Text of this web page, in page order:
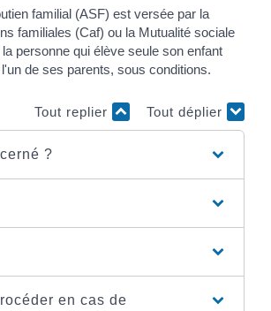
familial (ASF) est versée par la
familiales (Caf) ou la Mutualité sociale
personne qui élève seule son enfant
de ses parents, sous conditions.
Tout replier Tout déplier
?
en cas de